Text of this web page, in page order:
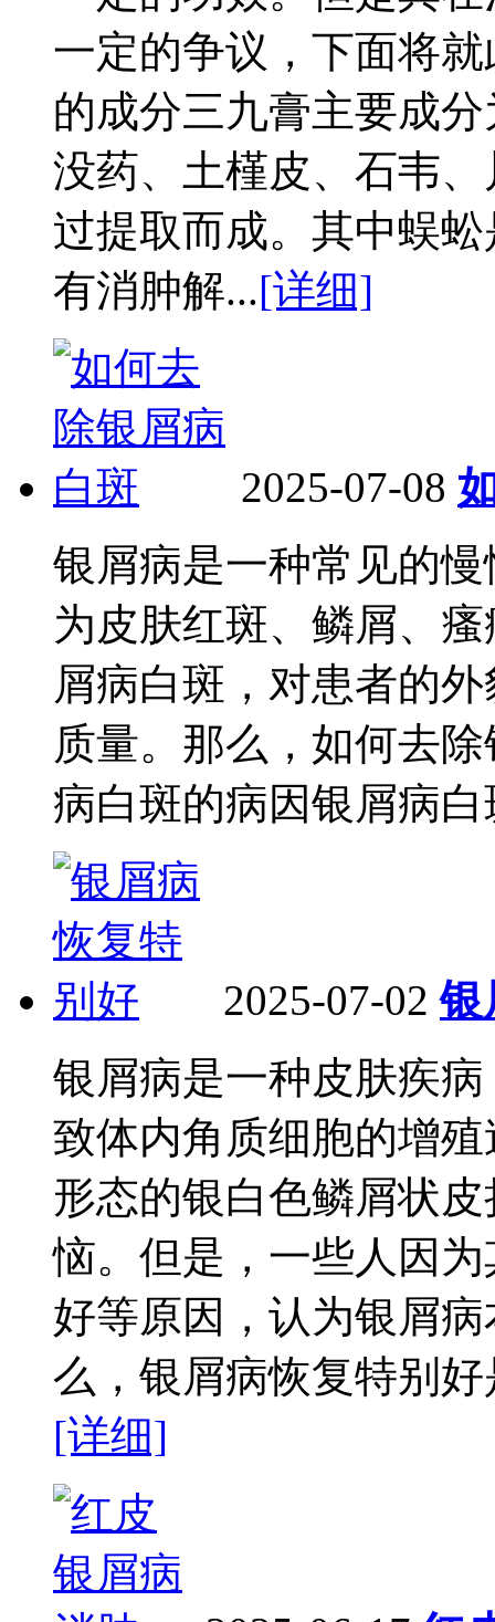
一定的争议，下面将
的成分三九膏主要成
没药、土槿皮、石韦
过提取而成。其中蜈
有消肿解...[详细]
2025-07-08
银屑病是一种常见的
为皮肤红斑、鳞屑、
屑病白斑，对患者的
质量。那么，如何去
病白斑的病因银屑病
2025-07-02 银
银屑病是一种皮肤疾
致体内角质细胞的增
形态的银白色鳞屑状
恼。但是，一些人因
好等原因，认为银屑
么，银屑病恢复特别
[详细]